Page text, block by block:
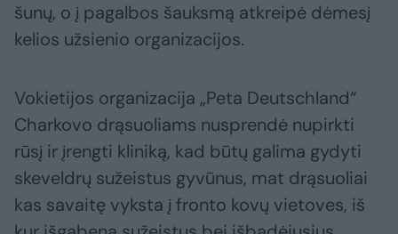
šunų, o į pagalbos šauksmą atkreipė dėmesį
kelios užsienio organizacijos.
Vokietijos organizacija „Peta Deutschland“
Charkovo drąsuoliams nusprendė nupirkti
rūsį ir įrengti kliniką, kad būtų galima gydyti
skeveldrų sužeistus gyvūnus, mat drąsuoliai
kas savaitę vyksta į fronto kovų vietoves, iš